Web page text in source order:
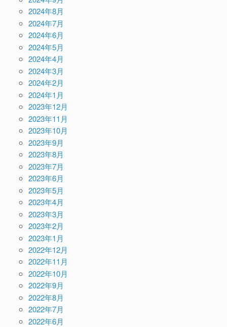
2024年8月
2024年7月
2024年6月
2024年5月
2024年4月
2024年3月
2024年2月
2024年1月
2023年12月
2023年11月
2023年10月
2023年9月
2023年8月
2023年7月
2023年6月
2023年5月
2023年4月
2023年3月
2023年2月
2023年1月
2022年12月
2022年11月
2022年10月
2022年9月
2022年8月
2022年7月
2022年6月